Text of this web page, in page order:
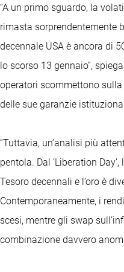
“A un primo sguardo, la
rimasta sorprendentemente
decennale USA è ancora di
lo scorso 13 gennaio”,
operatori scommettono
delle sue garanzie
“Tuttavia, un’analisi più
pentola. Dal ‘Liberation
Tesoro decennali e l’oro è
Contemporaneamente, i
scesi, mentre gli swap
combinazione davvero